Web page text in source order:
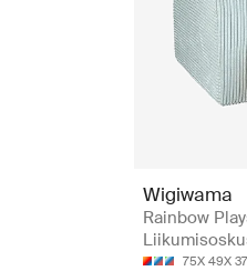
Wigiwama
Rainbow
75X 49X